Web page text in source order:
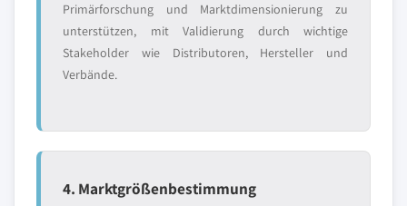
Primärforschung und Marktdimensionierung zu
unterstützen, mit Validierung durch wichtige
Stakeholder wie Distributoren, Hersteller und
Verbände.
4. Marktgrößenbestimmung